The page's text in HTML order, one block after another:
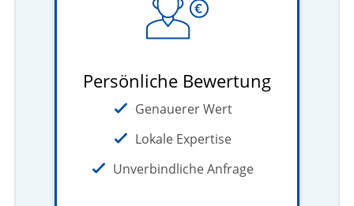
Persönliche Bewertung
Genauerer Wert
Lokale Expertise
Unverbindliche Anfrage